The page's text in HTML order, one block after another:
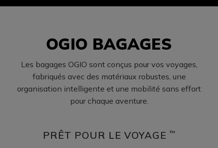
OGIO BAGAGES
Les bagages OGIO sont conçus pour vos voyages,
fabriqués avec des matériaux robustes, une
organisation intelligente et une mobilité sans effort
pour chaque aventure.
PRÊT POUR LE VOYAGE ™